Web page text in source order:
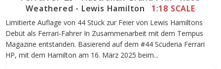
Weathered - Lewis Hamilton
1:18 SCALE
Limitierte Auflage von 44 Stück zur Feier von Lewis Hamiltons
Debüt als Ferrari-Fahrer In Zusammenarbeit mit dem Tempus
Magazine entstanden. Basierend auf dem #44 Scuderia Ferrari
HP, mit dem Hamilton am 16. März 2025 beim...